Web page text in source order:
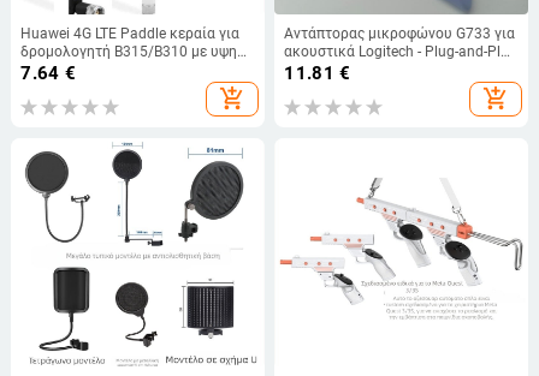
Huawei 4G LTE Paddle κεραία για
δρομολογητή B315/B310 με υψηλή
ενίσχυση
7.64 €
add_shopping_cart
Αντάπτορας μικροφώνου G733 για
ακουστικά Logitech - Plug-and-Play
αναβάθμιση
11.81 €
add_shopping_cart